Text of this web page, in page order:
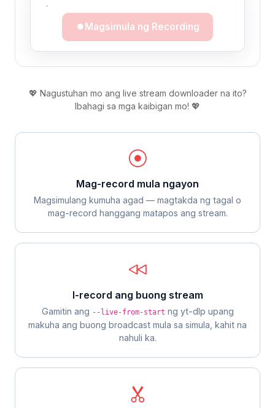
·
Magsimula ng Recording
💖 Nagustuhan mo ang live stream downloader na ito?
Ibahagi sa mga kaibigan mo! 💖
Mag-record mula ngayon
Magsimulang kumuha agad — magtakda ng tagal o
mag-record hanggang matapos ang stream.
I-record ang buong stream
Gamitin ang --live-from-start ng yt-dlp upang
makuha ang buong broadcast mula sa simula, kahit na
nahuli ka.